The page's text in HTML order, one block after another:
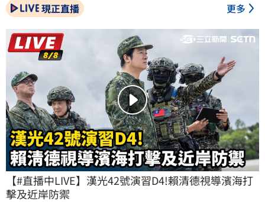
現正直播 更多
【#直播中LIVE】漢光42號演習D4!賴清德視導濱海打
擊及近岸防禦